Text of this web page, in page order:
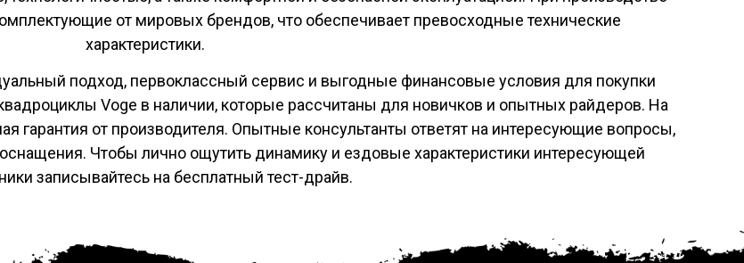
от мировых брендов, что обеспечивает превосходные технические
характеристики.
подход, первоклассный сервис и выгодные финансовые условия для покупки
Voge в наличии, которые рассчитаны для новичков и опытных райдеров. На
гарантия от производителя. Опытные консультанты ответят на интересующие вопросы,
Чтобы лично ощутить динамику и ездовые характеристики интересующей
записывайтесь на бесплатный тест-драйв.